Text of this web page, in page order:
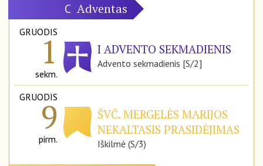
C Adventas
GRUODIS
1
sekm.
I ADVENTO SEKMADIENIS
Advento sekmadienis [S/2]
GRUODIS
9
pirm.
ŠVČ. MERGELĖS MARIJOS
NEKALTASIS PRASIDĖJIMAS
Iškilmė (S/3)